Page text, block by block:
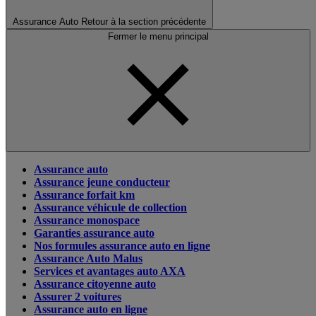
Assurance Auto Retour à la section précédente
Fermer le menu principal
Assurance auto
Assurance jeune conducteur
Assurance forfait km
Assurance véhicule de collection
Assurance monospace
Garanties assurance auto
Nos formules assurance auto en ligne
Assurance Auto Malus
Services et avantages auto AXA
Assurance citoyenne auto
Assurer 2 voitures
Assurance auto en ligne